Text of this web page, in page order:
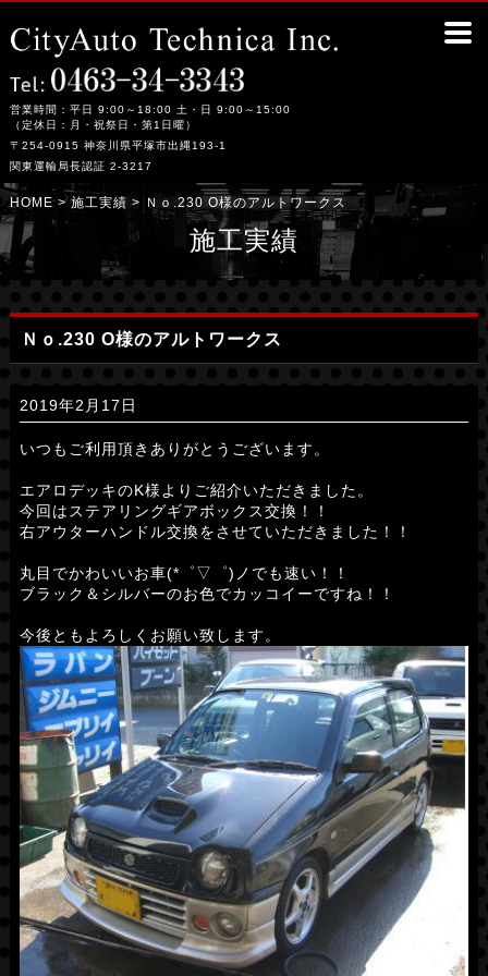
営業時間：平日 9:00～18:00 土・日 9:00～15:00
（定休日：月・祝祭日・第1日曜）
〒254-0915 神奈川県平塚市出縄193-1
関東運輸局長認証 2-3217
HOME> 施工実績 > Ｎｏ.230 O様のアルトワークス
施工実績
Ｎｏ.230 O様のアルトワークス
2019年2月17日
いつもご利用頂きありがとうございます。
エアロデッキのK様よりご紹介いただきました。
今回はステアリングギアボックス交換！！
右アウターハンドル交換をさせていただきました！！
丸目でかわいいお車(*゜▽゜)ノでも速い！！
ブラック＆シルバーのお色でカッコイーですね！！
今後ともよろしくお願い致します。